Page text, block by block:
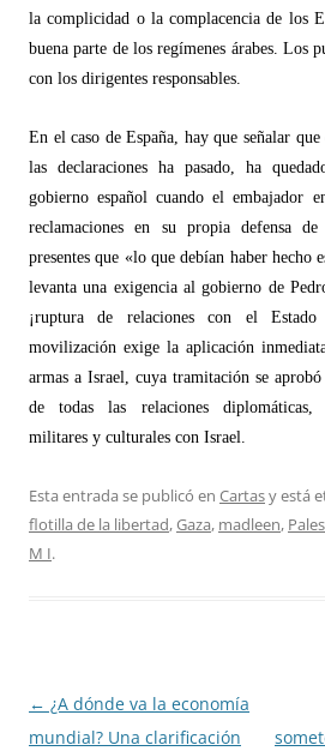
la complicidad o la complacencia de los
buena parte de los regímenes árabes. Los
con los dirigentes responsables.
En el caso de España, hay que señalar
las declaraciones ha pasado, ha
gobierno español cuando el embajador
reclamaciones en su propia defensa de
presentes que «lo que debían haber hecho
levanta una exigencia al gobierno de
¡ruptura de relaciones con el
movilización exige la aplicación
armas a Israel, cuya tramitación se
de todas las relaciones diplomáticas,
militares y culturales con Israel.
Esta entrada se publicó en Cartasy está
flotilla de la libertad,Gaza, madleen,
M I.
Navegación
de
← ¿A dónde va la economía
mundial? Una clarificación